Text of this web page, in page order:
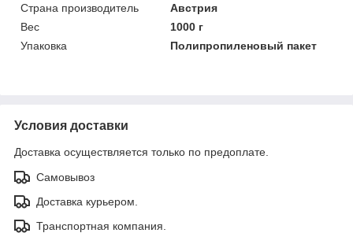
Страна производитель
Австрия
Вес
1000 г
Упаковка
Полипропиленовый пакет
Условия доставки
Доставка осуществляется только по предоплате.
Самовывоз
Доставка курьером.
Транспортная компания.